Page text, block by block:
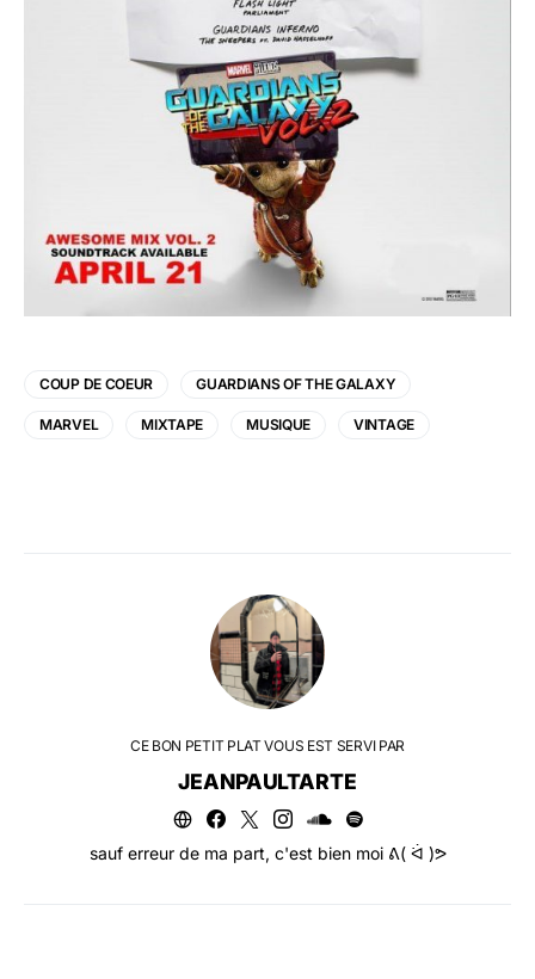
COUP DE COEUR GUARDIANS OF THE GALAXY
MARVEL MIXTAPE MUSIQUE VINTAGE
CE BON PETIT PLAT VOUS EST SERVI PAR
JEANPAULTARTE
sauf erreur de ma part, c'est bien moi ᕕ( ᐛ )ᕗ